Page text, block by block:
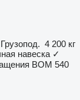
Грузопод. 4 200 кг
навеска ✓
ВОМ 540